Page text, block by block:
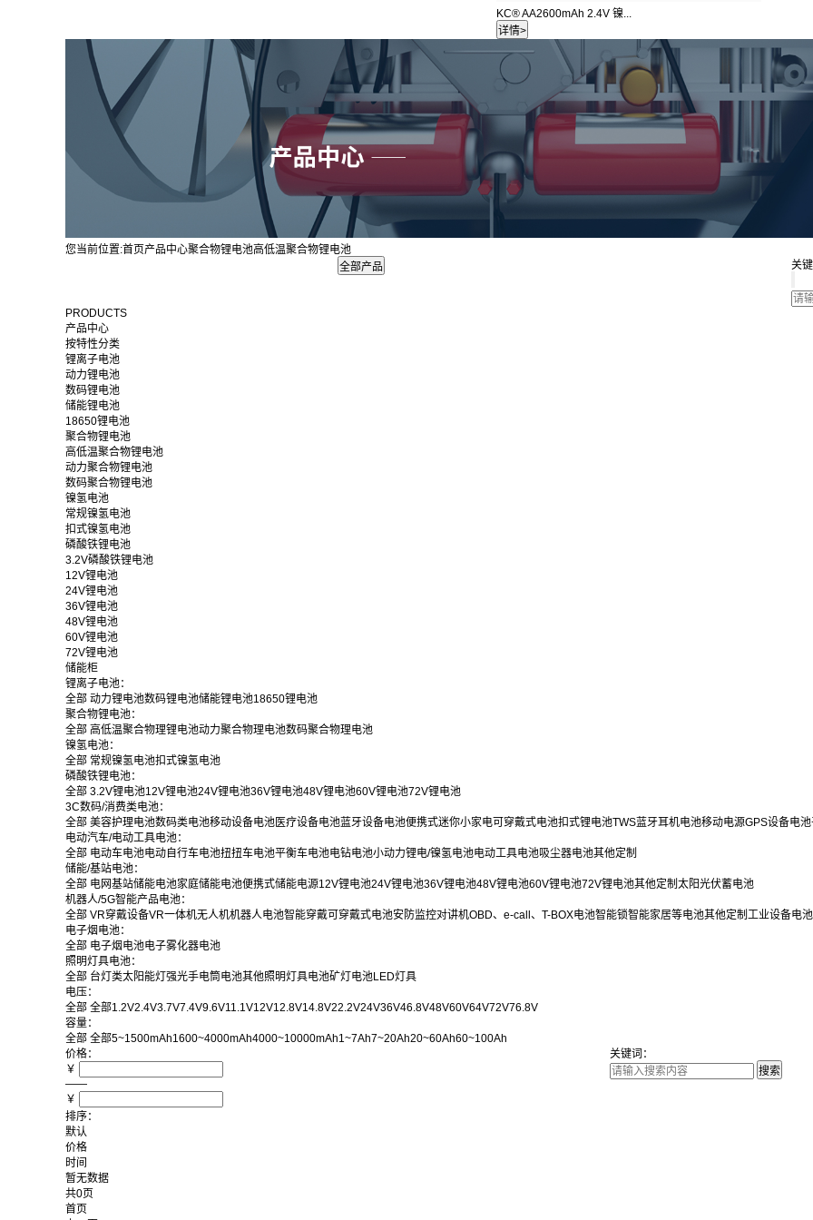
KC® AA2600mAh 2.4V 镍...
您当前位置:首页产品中心聚合物锂电池高低温聚合物锂电池
关
PRODUCTS
产品中心
按特性分类
锂离子电池
动力锂电池
数码锂电池
储能锂电池
18650锂电池
聚合物锂电池
高低温聚合物锂电池
动力聚合物锂电池
数码聚合物锂电池
镍氢电池
常规镍氢电池
扣式镍氢电池
磷酸铁锂电池
3.2V磷酸铁锂电池
12V锂电池
24V锂电池
36V锂电池
48V锂电池
60V锂电池
72V锂电池
储能柜
锂离子电池：
全部 动力锂电池数码锂电池储能锂电池18650锂电池
聚合物锂电池：
全部 高低温聚合物理锂电池动力聚合物理电池数码聚合物理电池
镍氢电池：
全部 常规镍氢电池扣式镍氢电池
磷酸铁锂电池：
全部 3.2V锂电池12V锂电池24V锂电池36V锂电池48V锂电池60V锂电池72V锂电池
3C数码/消费类电池：
全部 美容护理电池数码类电池移动设备电池医疗设备电池蓝牙设备电池便携式迷你小家电可穿戴式电池扣式锂电池TWS蓝牙耳机电池移动电源GPS设备电池
电动汽车/电动工具电池：
全部 电动车电池电动自行车电池扭扭车电池平衡车电池电钻电池小动力锂电/镍氢电池电动工具电池吸尘器电池其他定制
储能/基站电池：
全部 电网基站储能电池家庭储能电池便携式储能电源12V锂电池24V锂电池36V锂电池48V锂电池60V锂电池72V锂电池其他定制 太阳光伏蓄电池
机器人/5G智能产品电池：
全部 VR穿戴设备VR一体机无人机机器人电池智能穿戴可穿戴式电池安防监控对讲机OBD、e-call、T-BOX电池智能锁智能家居等电池其他定制 工业设备电池
电子烟电池：
全部 电子烟电池电子雾化器电池
照明灯具电池：
全部 台灯类太阳能灯强光手电筒电池其他照明灯具电池矿灯电池LED灯具
电压：
全部 全部1.2V2.4V3.7V7.4V9.6V11.1V12V12.8V14.8V22.2V24V36V46.8V48V60V64V72V76.8V
容量：
全部 全部5~1500mAh1600~4000mAh4000~10000mAh1~7Ah7~20Ah20~60Ah60~100Ah
价格：
￥
——
￥
关键词：
排序：
默认
价格
时间
暂无数据
共0页
首页